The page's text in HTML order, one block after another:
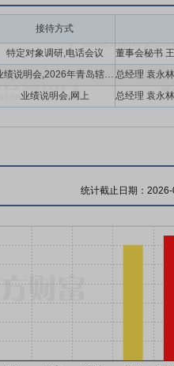
接待方式
特定对象调研,电话会议
业绩说明会,2026年青岛辖区上市公司投资者网上集体接待日活动
业绩说明会,网上
统计截止日期：